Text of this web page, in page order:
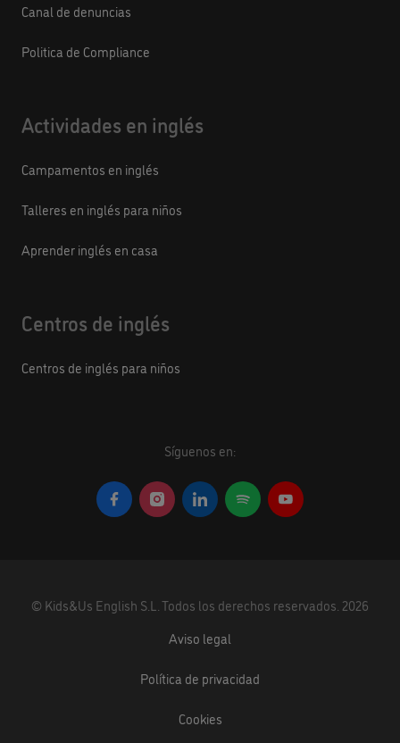
Canal de denuncias
Politica de Compliance
Actividades en inglés
Campamentos en inglés
Talleres en inglés para niños
Aprender inglés en casa
Centros de inglés
Centros de inglés para niños
Síguenos en:
© Kids&Us English S.L. Todos los derechos reservados. 2026
Aviso legal
Política de privacidad
Cookies